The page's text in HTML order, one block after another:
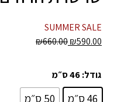
SUMMER SALE
₪590.00
₪660.00
גודל: 46 ס״מ
46 ס״מ 50 ס״מ